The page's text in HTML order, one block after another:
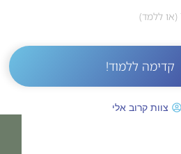
קדימה ללמוד!
צוות קרוב אלי